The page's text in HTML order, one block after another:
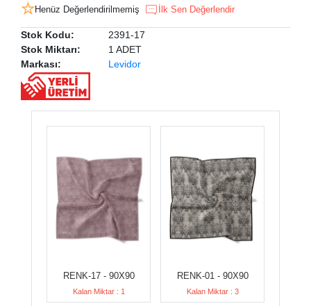
Henüz Değerlendirilmemiş İlk Sen Değerlendir
Stok Kodu:
2391-17
Stok Miktarı:
1 ADET
Markası:
Levidor
RENK-17 - 90X90
Kalan Miktar : 1
RENK-01 - 90X90
Kalan Miktar : 3